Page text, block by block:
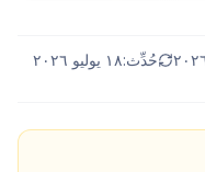
حُدِّث:١٨ يوليو ٢٠٢٦